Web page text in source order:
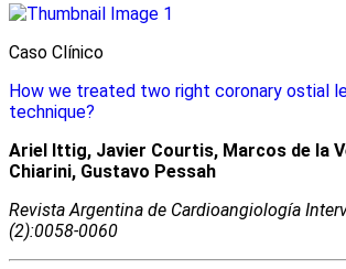
Caso Clínico
How we treated two right coronary ostial
technique?
Ariel Ittig, Javier Courtis, Marcos de la
Chiarini, Gustavo Pessah
Revista Argentina de Cardioangiologí­a
(2):0058-0060